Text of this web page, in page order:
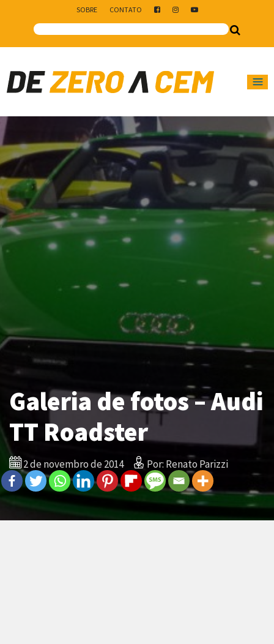
SOBRE CONTATO
Main Navigation
Galeria de fotos – Audi
TT Roadster
2 de novembro de 2014 Por: Renato Parizzi